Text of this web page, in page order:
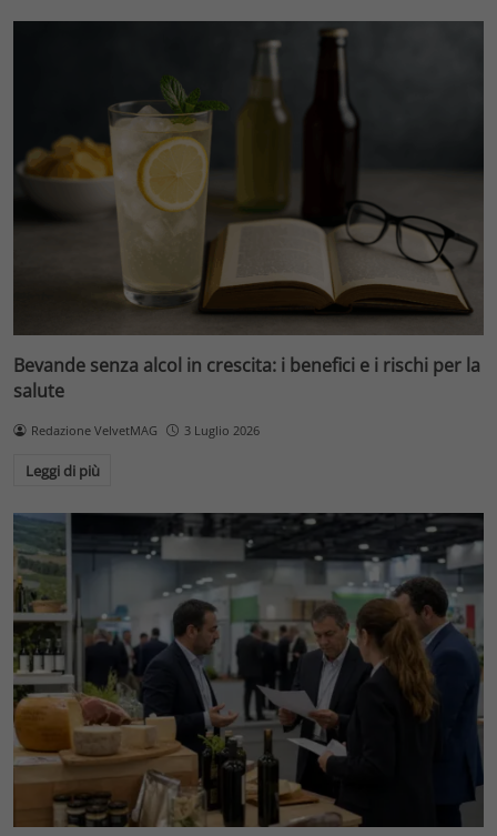
Bevande senza alcol in crescita: i benefici e i rischi per la
salute
Redazione VelvetMAG 3 Luglio 2026
Leggi di più